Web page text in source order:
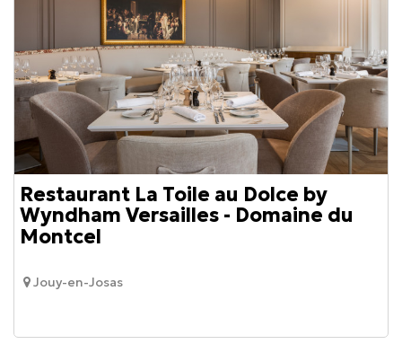
Restaurant La Toile au Dolce by
Wyndham Versailles - Domaine du
Montcel
Jouy-en-Josas